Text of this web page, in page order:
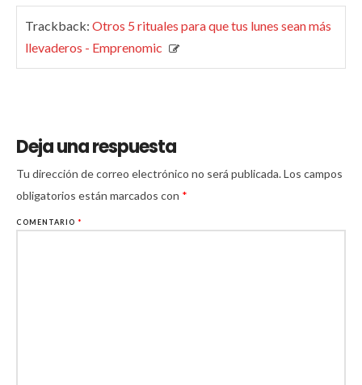
Trackback: Otros 5 rituales para que tus lunes sean más
llevaderos - Emprenomic
Deja una respuesta
Tu dirección de correo electrónico no será publicada.Los campos
obligatorios están marcados con *
COMENTARIO *